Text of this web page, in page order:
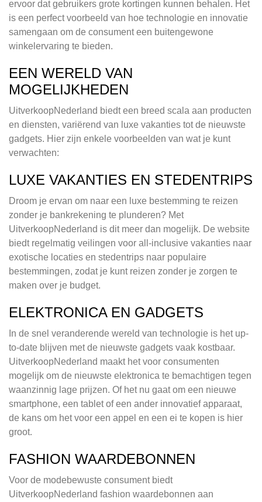
ervoor dat gebruikers grote kortingen kunnen behalen. Het
is een perfect voorbeeld van hoe technologie en innovatie
samengaan om de consument een buitengewone
winkelervaring te bieden.
EEN WERELD VAN
MOGELIJKHEDEN
UitverkoopNederland biedt een breed scala aan producten
en diensten, variërend van luxe vakanties tot de nieuwste
gadgets. Hier zijn enkele voorbeelden van wat je kunt
verwachten:
LUXE VAKANTIES EN STEDENTRIPS
Droom je ervan om naar een luxe bestemming te reizen
zonder je bankrekening te plunderen? Met
UitverkoopNederland is dit meer dan mogelijk. De website
biedt regelmatig veilingen voor all-inclusive vakanties naar
exotische locaties en stedentrips naar populaire
bestemmingen, zodat je kunt reizen zonder je zorgen te
maken over je budget.
ELEKTRONICA EN GADGETS
In de snel veranderende wereld van technologie is het up-
to-date blijven met de nieuwste gadgets vaak kostbaar.
UitverkoopNederland maakt het voor consumenten
mogelijk om de nieuwste elektronica te bemachtigen tegen
waanzinnig lage prijzen. Of het nu gaat om een nieuwe
smartphone, een tablet of een ander innovatief apparaat,
de kans om het voor een appel en een ei te kopen is hier
groot.
FASHION WAARDEBONNEN
Voor de modebewuste consument biedt
UitverkoopNederland fashion waardebonnen aan